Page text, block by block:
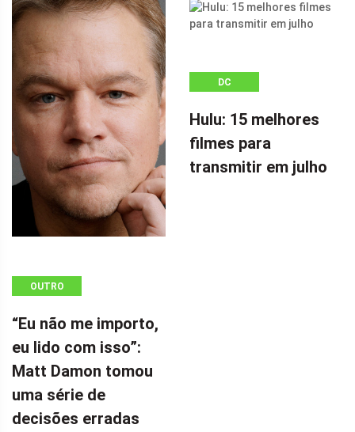
OUTRO
“Eu não me importo,
eu lido com isso”:
Matt Damon tomou
uma série de
decisões erradas
DC
Hulu: 15 melhores
filmes para
transmitir em julho